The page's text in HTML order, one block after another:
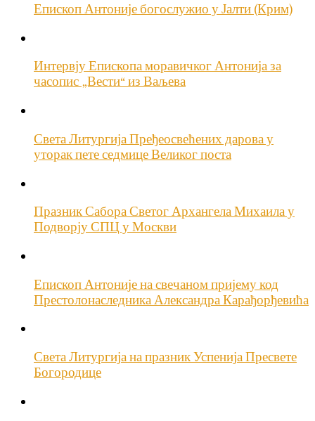
Епископ Антоније богослужио у Јалти (Крим)
Интервју Епископа моравичког Антонија за
часопис „Вести“ из Ваљева
Света Литургија Пређеосвећених дарова у
уторак пете седмице Великог поста
Празник Сабора Светог Архангела Михаила у
Подворју СПЦ у Москви
Епископ Антоније на свечаном пријему код
Престолонаследника Александра Карађорђевића
Света Литургија на празник Успенија Пресвете
Богородице